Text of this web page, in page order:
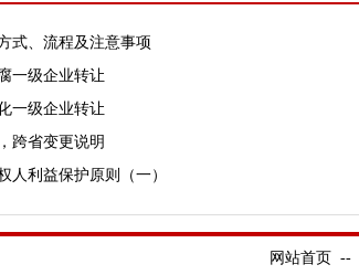
式、流程及注意事项
一级企业转让
一级企业转让
跨省变更说明
人利益保护原则（一）
网站首页 --